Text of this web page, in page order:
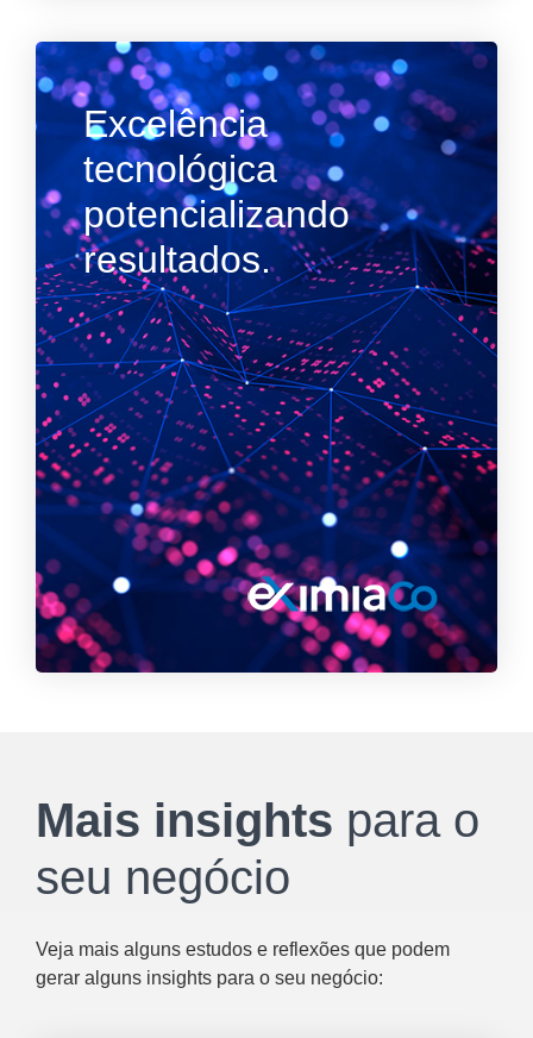
Excelência
tecnológica
potencializando
resultados.
Mais insights para o
seu negócio
Veja mais alguns estudos e reflexões que podem
gerar alguns insights para o seu negócio: